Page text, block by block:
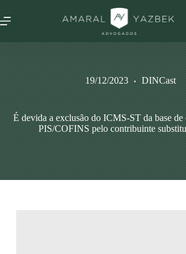
19/12/2023 DINCast
É devida a exclusão do ICMS-ST da base de
PIS/COFINS pelo contribuinte